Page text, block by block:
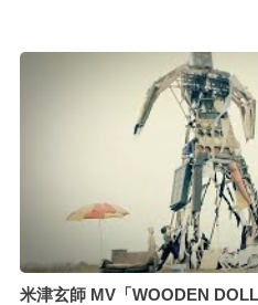
米津玄師 MV「WOODEN DOLL